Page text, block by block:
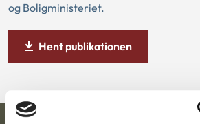
og Boligministeriet.
Hent publikationen